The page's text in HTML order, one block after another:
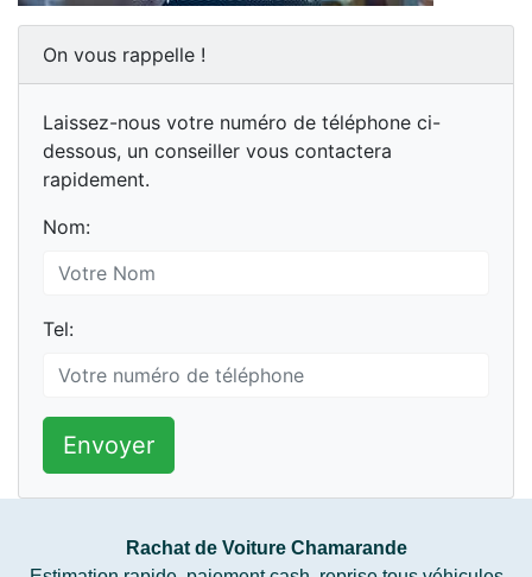
On vous rappelle !
Laissez-nous votre numéro de téléphone ci-
dessous, un conseiller vous contactera
rapidement.
Nom:
Tel:
Envoyer
Rachat de Voiture Chamarande